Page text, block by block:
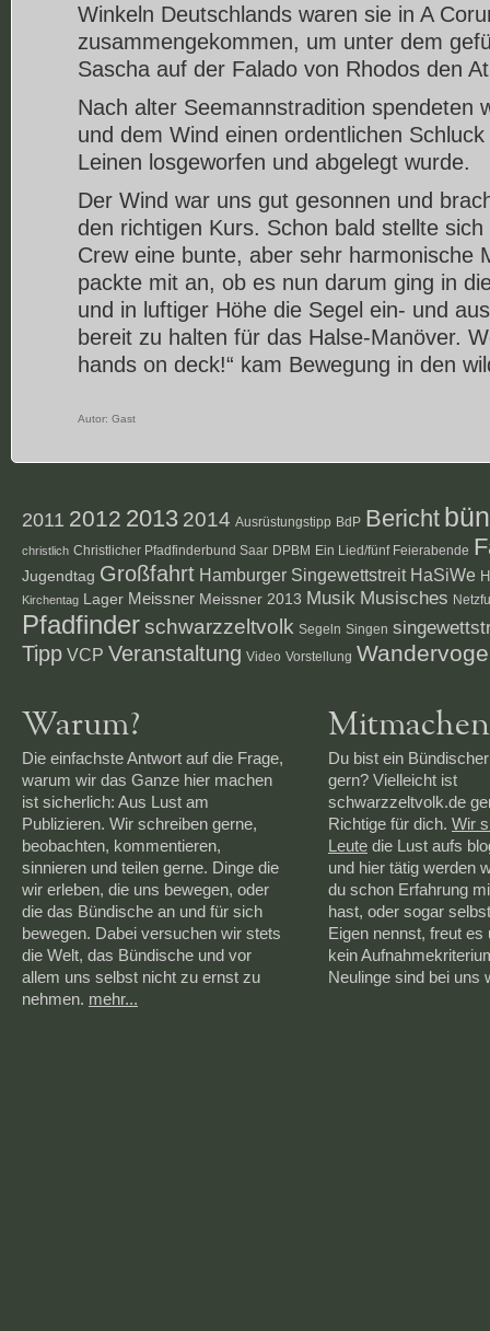
Winkeln Deutschlands waren sie in A
zusammengekommen, um unter dem
Sascha auf der Falado von Rhodos den
Nach alter Seemannstradition spendeten
und dem Wind einen ordentlichen
Leinen losgeworfen und abgelegt wurde.
Der Wind war uns gut gesonnen und
den richtigen Kurs. Schon bald stellte
Crew eine bunte, aber sehr harmonische
packte mit an, ob es nun darum ging in
und in luftiger Höhe die Segel ein- und
bereit zu halten für das Halse-Manöver.
hands on deck!“ kam Bewegung in den
Autor: Gast
2011 2012 2013 2014 Ausrüstungstipp BdP Bericht
christlich Christlicher Pfadfinderbund Saar DPBM Ein Lied/fünf Feierabende
Jugendtag Großfahrt Hamburger Singewettstreit HaSiWe
Kirchentag Lager Meissner Meissner 2013 Musik Musisches
Pfadfinderschwarzzeltvolk Segeln Singen
Tipp VCP Veranstaltung Video Vorstellung
Warum?
Die einfachste Antwort auf die Frage,
warum wir das Ganze hier machen
ist sicherlich: Aus Lust am
Publizieren. Wir schreiben gerne,
beobachten, kommentieren,
sinnieren und teilen gerne. Dinge die
wir erleben, die uns bewegen, oder
die das Bündische an und für sich
bewegen. Dabei versuchen wir stets
die Welt, das Bündische und vor
allem uns selbst nicht zu ernst zu
nehmen. mehr...
Mitmachen
Du bist ein
gern? Vielleicht ist
schwarzzeltvolk.de
Richtige für dich. Wir
Leute die Lust aufs
und hier tätig werden
du schon Erfahrung
hast, oder sogar
Eigen nennst, freut es
kein
Neulinge sind bei uns